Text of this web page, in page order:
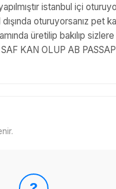
istanbul içi
oturuyorsanız pet
üretilip bakılıp
KAN OLUP AB